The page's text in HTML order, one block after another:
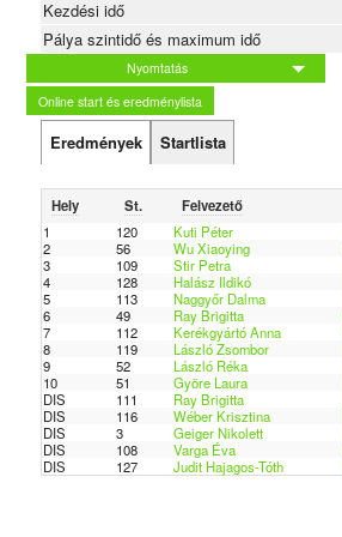
Kezdési idő
Pálya szintidő és maximum idő
Nyomtatás
Online start és eredménylista
Eredmények
Startlista
Hely St. Felvezető
1
120 Kuti Péter
2
56 Wu Xiaoying
3
109 Stir Petra
4
128 Halász Ildikó
5
113 Naggyőr Dalma
6
49 Ray Brigitta
7
112 Kerékgyártó Anna
8
119 László Zsombor
9
52 László Réka
10
51 Györe Laura
DIS
111 Ray Brigitta
DIS
116 Wéber Krisztina
DIS
3 Geiger Nikolett
DIS
108 Varga Éva
DIS
127 Judit Hajagos-Tóth